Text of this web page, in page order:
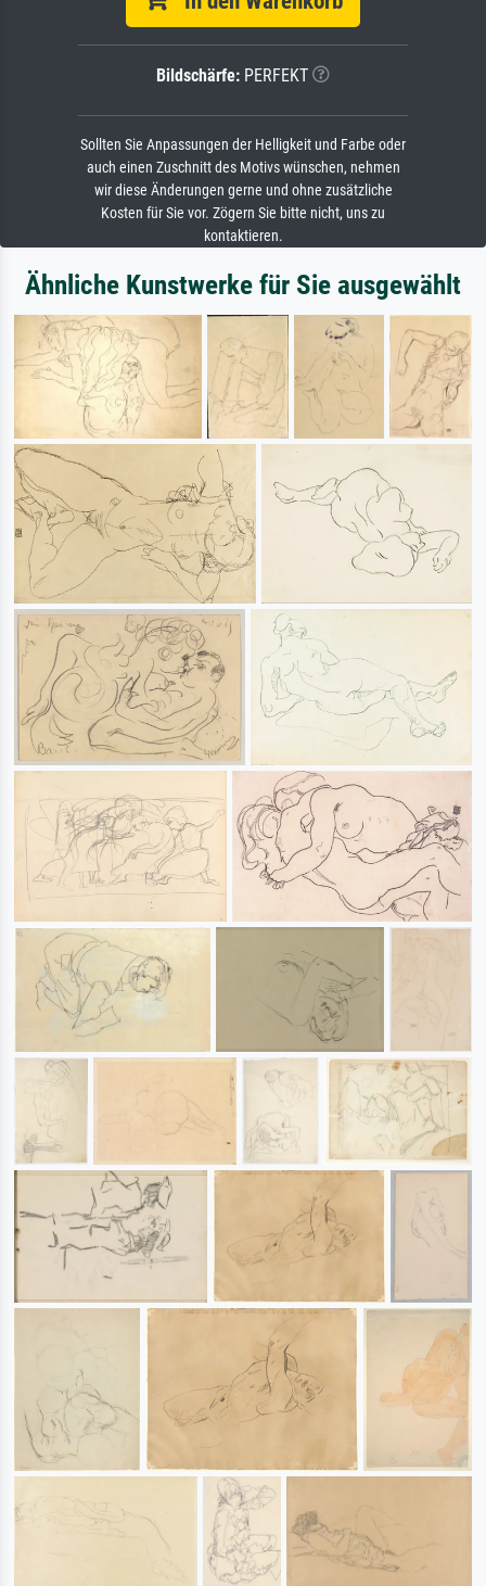
Bildschärfe: PERFEKT
Sollten Sie Anpassungen der Helligkeit und Farbe oder
auch einen Zuschnitt des Motivs wünschen, nehmen
wir diese Änderungen gerne und ohne zusätzliche
Kosten für Sie vor. Zögern Sie bitte nicht, uns zu
kontaktieren.
Ähnliche Kunstwerke für Sie ausgewählt